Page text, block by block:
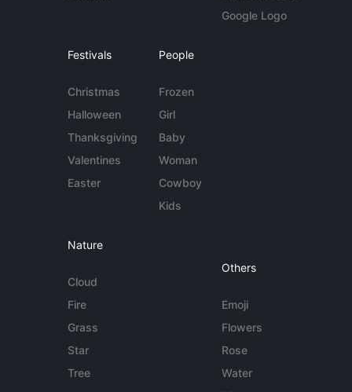
Google Logo
Festivals
Christmas
Halloween
Thanksgiving
Valentines
Easter
People
Frozen
Girl
Baby
Woman
Cowboy
Kids
Nature
Cloud
Fire
Grass
Star
Tree
Others
Emoji
Flowers
Rose
Water